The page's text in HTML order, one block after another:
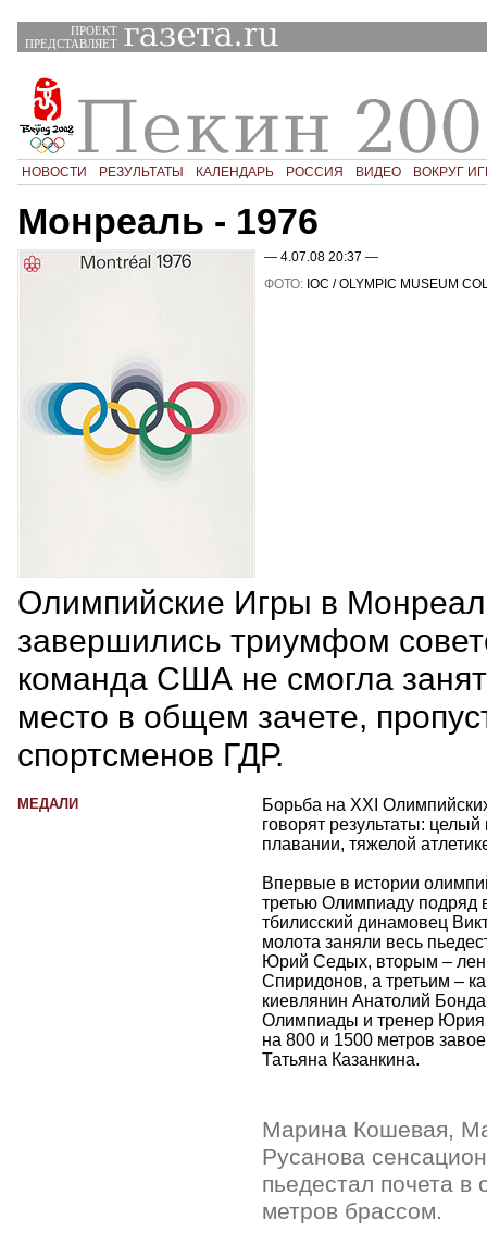
ПРОЕКТ
ПРЕДСТАВЛЯЕТ
НОВОСТИ РЕЗУЛЬТАТЫ КАЛЕНДАРЬ РОССИЯ ВИДЕО ВОКРУГ
Монреаль - 1976
— 4.07.08 20:37 —
ФОТО: IOC / OLYMPIC MUSEUM
Олимпийские Игры в
завершились триумфом
команда США не смогла
место в общем зачете,
спортсменов ГДР.
МЕДАЛИ
Борьба на XXI
говорят результаты: целый
плавании, тяжелой
Впервые в истории
третью Олимпиаду подряд
тбилисский динамовец
молота заняли весь
Юрий Седых, вторым –
Спиридонов, а третьим –
киевлянин Анатолий
Олимпиады и тренер Юрия
на 800 и 1500 метров
Татьяна Казанкина.
Марина Кошевая,
Русанова
пьедестал почета в
метров брассом.